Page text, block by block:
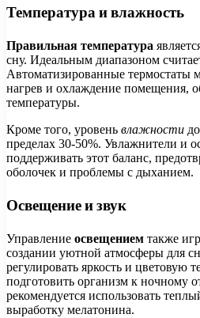
Температура и влажность
Правильная температура
сну. Идеальным диапазоном
Автоматизированные термостаты
нагрев и охлаждение помещения,
температуры.
Кроме того, уровень влажности
пределах 30-50%. Увлажнители и
поддерживать этот баланс,
оболочек и проблемы с дыханием.
Освещение и звук
Управление освещением также
создании уютной атмосферы для
регулировать яркость и цветовую
подготовить организм к ночному
рекомендуется использовать
выработку мелатонина.